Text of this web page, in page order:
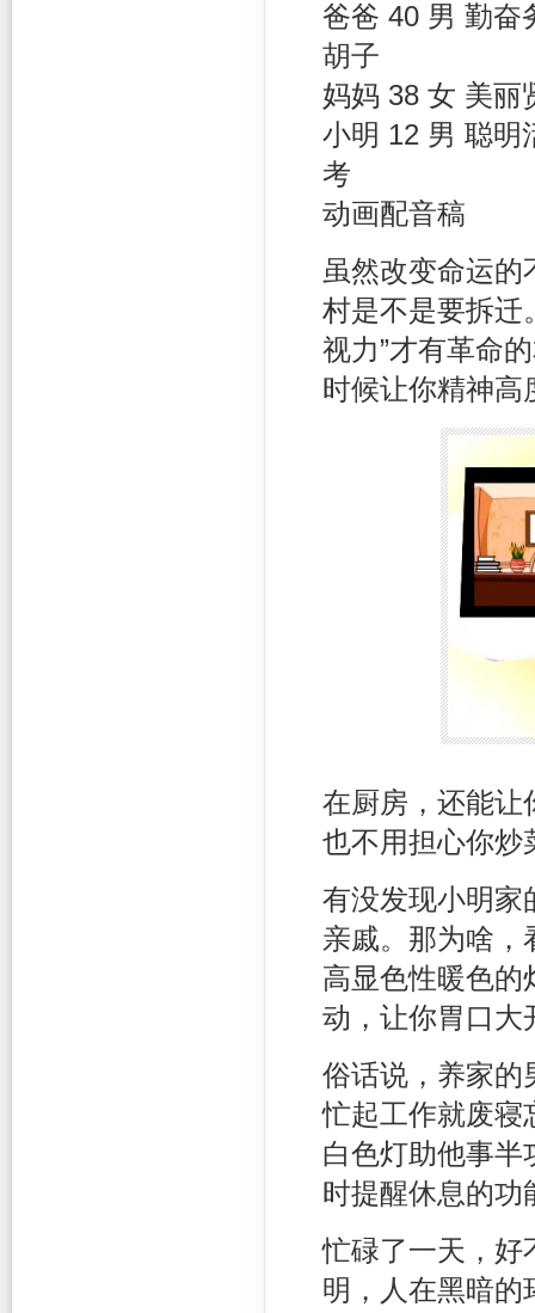
爸爸 40 男 勤奋
胡子
妈妈 38 女 美丽
小明 12 男 聪明
考
动画配音稿
虽然改变命运
村是不是要拆迁
视力”才有革命
时候让你精神高
在厨房，还能让
也不用担心你炒
有没发现小明家
亲戚。那为啥，
高显色性暖色的
动，让你胃口大
俗话说，养家的
忙起工作就废寝
白色灯助他事半
时提醒休息的功
忙碌了一天，好
明，人在黑暗的